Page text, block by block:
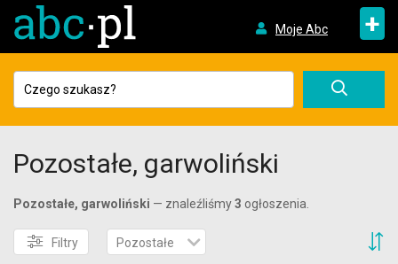
Moje Abc +
Pozostałe, garwoliński
Pozostałe, garwoliński — znaleźliśmy3 ogłoszenia.
Filtry Pozostałe